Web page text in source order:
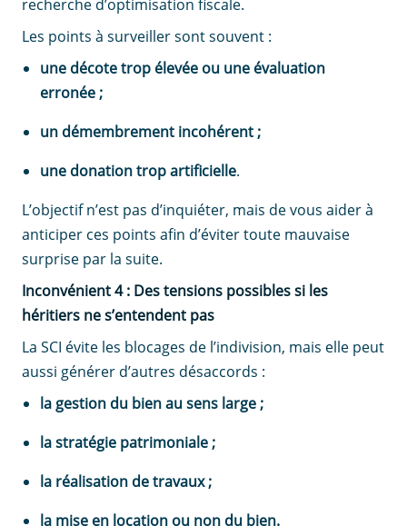
recherche d’optimisation fiscale.
Les points à surveiller sont souvent :
une décote trop élevée ou une évaluation
erronée ;
un démembrement incohérent ;
une donation trop artificielle.
L’objectif n’est pas d’inquiéter, mais de vous aider à
anticiper ces points afin d’éviter toute mauvaise
surprise par la suite.
Inconvénient 4 : Des tensions possibles si les
héritiers ne s’entendent pas
La SCI évite les blocages de l’indivision, mais elle peut
aussi générer d’autres désaccords :
la gestion du bien au sens large ;
la stratégie patrimoniale ;
la réalisation de travaux ;
la mise en location ou non du bien.